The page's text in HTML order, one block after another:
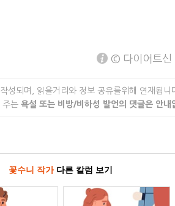
© 다이어트신
성되며, 읽을거리와 정보 공유를위해 연재됩니
주는 욕설 또는 비방/비하성 발언의 댓글은 안내
꽃수니 작가다른 칼럼 보기